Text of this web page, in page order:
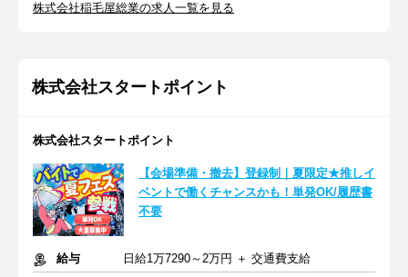
株式会社稲毛屋総業の求人一覧を見る
株式会社スタートポイント
株式会社スタートポイント
【会場準備・撤去】登録制｜夏限定★推しイ
ベントで働くチャンスかも！単発OK/履歴書
不要
給与
日給1万7290～2万円 ＋ 交通費支給